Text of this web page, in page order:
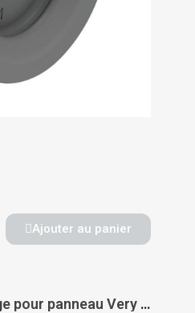
Ajouter au panier
Gabarit de centrage pour panneau Very Low Profile - DOMARINE